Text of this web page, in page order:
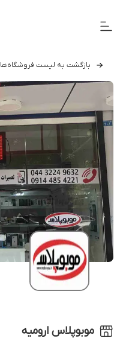
بازگشت به لیست فروشگاه‌ها
موبوپلاس ارومیه